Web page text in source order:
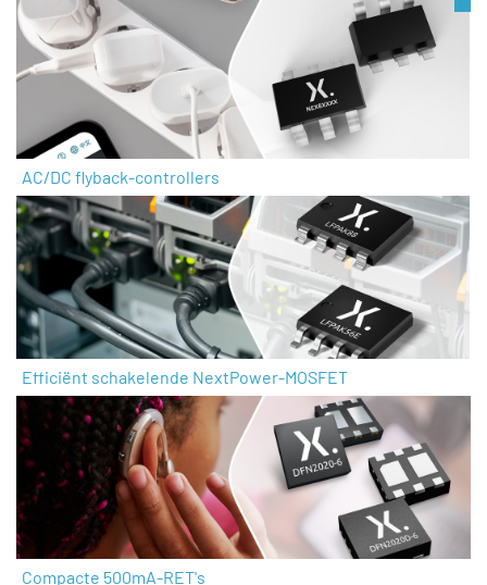
AC/DC flyback-controllers
Efficiënt schakelende NextPower-MOSFET
Compacte 500mA-RET's